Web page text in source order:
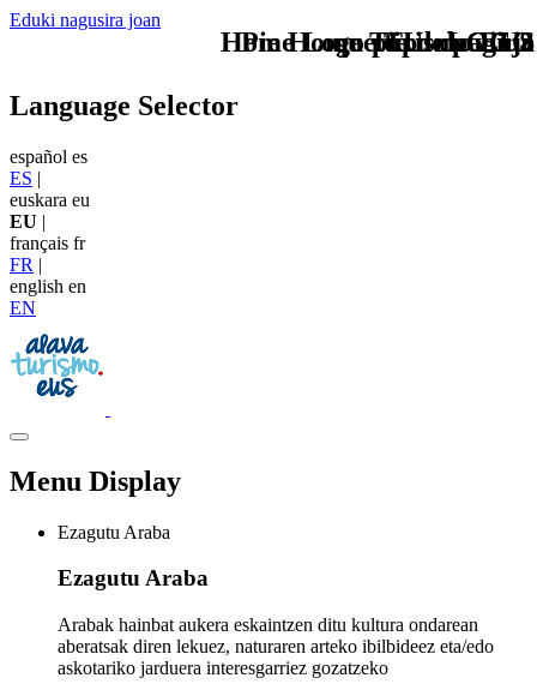
Eduki nagusira joan
TU - LOGO
Language Selector
español es
ES |
euskara eu
EU |
français fr
FR |
english en
EN
Menu Display
Ezagutu Araba
Ezagutu Araba
Arabak hainbat aukera eskaintzen ditu kultura ondarean
aberatsak diren lekuez, naturaren arteko ibilbideez eta/edo
askotariko jarduera interesgarriez gozatzeko
que tipo de viaje
Home Logo pie de página
Pie Home Turismo EUS